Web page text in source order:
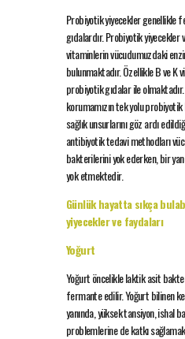
Probiyotik yiyecekler genellikle
gıdalardır. Probiyotik
vitaminlerin vücudumuzdaki
bulunmaktadır. Özellikle B ve K
probiyotik gıdalar ile
korumamızın tek yolu
sağlık unsurlarını göz ardı
antibiyotik tedavi methodları
bakterilerini yok ederken, bir
yok etmektedir.
Günlük hayatta sıkça
yiyecekler ve faydaları
Yoğurt
Yoğurt öncelikle laktik asit
fermante edilir. Yoğurt bilinen
yanında, yüksek tansiyon, ishal
problemlerine de katkı